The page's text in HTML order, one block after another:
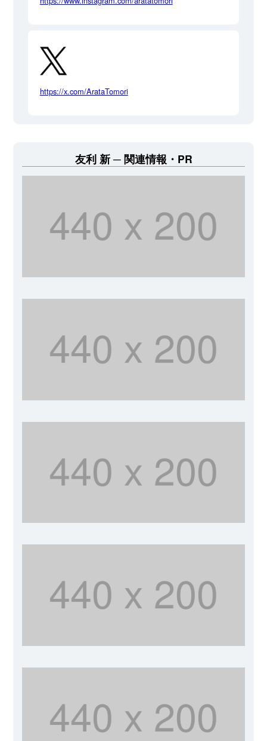
https://x.com/ArataTomori
友利 新 関連情報・PR